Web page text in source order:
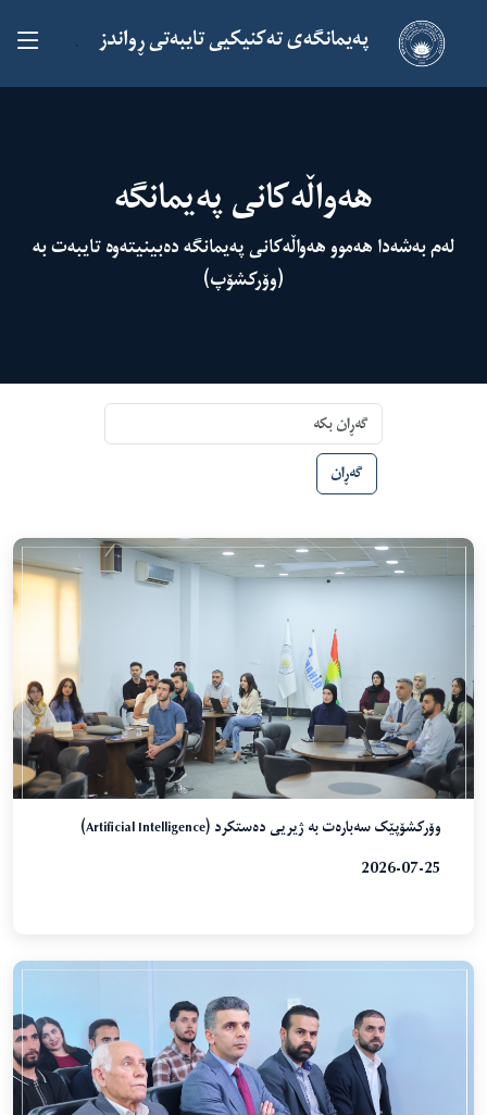
پەیمانگەی تەکنیکیی تایبەتی ڕواندز .
هەواڵەکانی پەیمانگە
لەم بەشەدا هەموو هەواڵەکانی پەیمانگە دەبینیتەوە تایبەت بە
(وۆرکشۆپ)
گەڕان
وۆرکشۆپێک سەبارەت بە ژیریی دەستکرد (Artificial Intelligence)
2026-07-25